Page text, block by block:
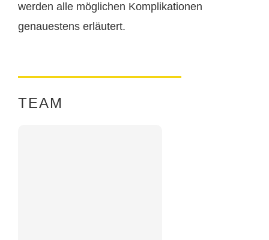
werden alle möglichen Komplikationen
genauestens erläutert.
TEAM